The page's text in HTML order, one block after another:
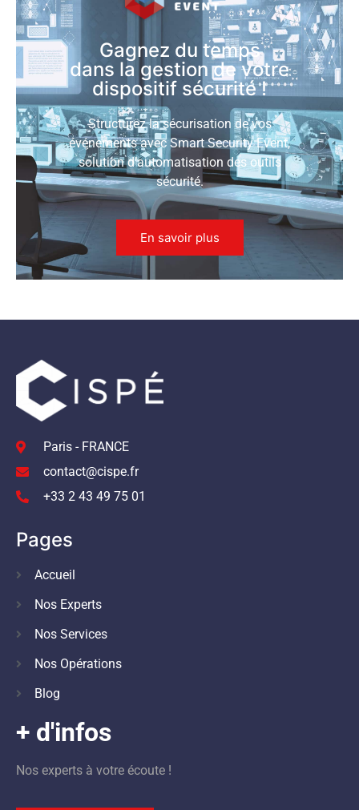
Gagnez du temps
dans la gestion de votre
dispositif sécurité !
Structurez la sécurisation de vos
événements avec Smart Security Event,
solution d’automatisation des outils
sécurité.
En savoir plus
Paris - FRANCE
contact@cispe.fr
+33 2 43 49 75 01
Pages
Accueil
Nos Experts
Nos Services
Nos Opérations
Blog
+ d'infos
Nos experts à votre écoute !